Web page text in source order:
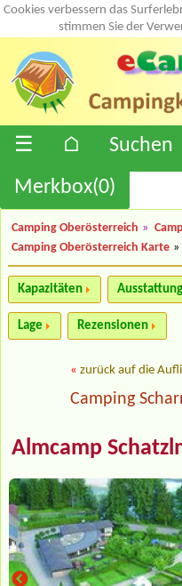
Cookies verbessern das
stimmen Sie der
☰ ⌂ Suchen
Merkbox(0)
Camping Oberösterreich »
Camping Oberösterreich Karte »
Kapazitäten Ausstattung
Lage Rezensionen
« zurück auf die
Camping
Almcamp